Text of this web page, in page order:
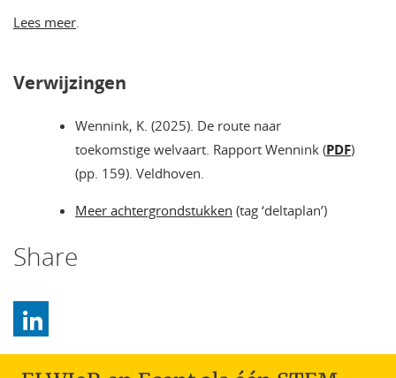
Lees meer.
Verwijzingen
Wennink, K. (2025). De route naar
toekomstige welvaart. Rapport Wennink (PDF)
(pp. 159). Veldhoven.
Meer achtergrondstukken (tag ‘deltaplan’)
Share